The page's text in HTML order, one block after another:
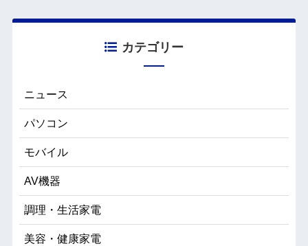
カテゴリー
ニュース
パソコン
モバイル
AV機器
調理・生活家電
美容・健康家電